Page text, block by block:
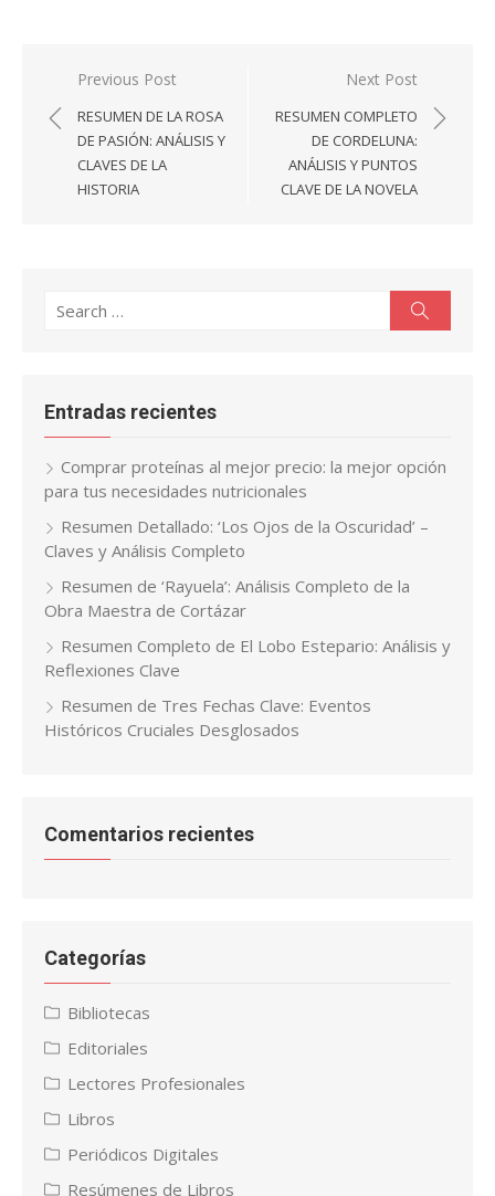
Navegación
de
entradas
Previous Post
RESUMEN DE LA ROSA
DE PASIÓN: ANÁLISIS Y
CLAVES DE LA
HISTORIA
Next Post
RESUMEN COMPLETO
DE CORDELUNA:
ANÁLISIS Y PUNTOS
CLAVE DE LA NOVELA
Search
Entradas recientes
Comprar proteínas al mejor precio: la mejor opción
para tus necesidades nutricionales
Resumen Detallado: ‘Los Ojos de la Oscuridad’ –
Claves y Análisis Completo
Resumen de ‘Rayuela’: Análisis Completo de la
Obra Maestra de Cortázar
Resumen Completo de El Lobo Estepario: Análisis y
Reflexiones Clave
Resumen de Tres Fechas Clave: Eventos
Históricos Cruciales Desglosados
Comentarios recientes
Categorías
Bibliotecas
Editoriales
Lectores Profesionales
Libros
Periódicos Digitales
Resúmenes de Libros